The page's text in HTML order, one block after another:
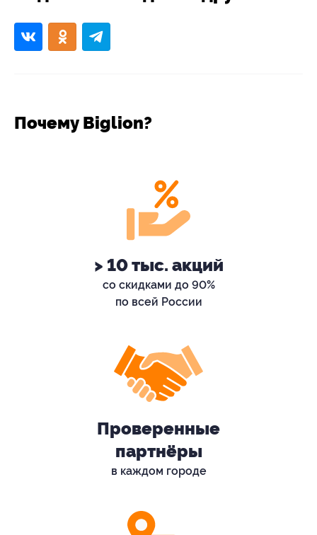
Почему Biglion?
> 10 тыс. акций
со скидками до 90%
по всей России
Проверенные
партнёры
в каждом городе